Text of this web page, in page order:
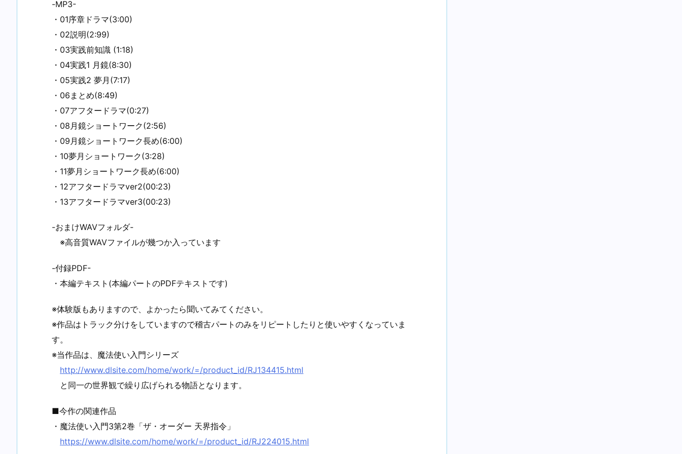
-MP3-
・01序章ドラマ(3:00)
・02説明(2:99)
・03実践前知識 (1:18)
・04実践1 月鏡(8:30)
・05実践2 夢月(7:17)
・06まとめ(8:49)
・07アフタードラマ(0:27)
・08月鏡ショートワーク(2:56)
・09月鏡ショートワーク長め(6:00)
・10夢月ショートワーク(3:28)
・11夢月ショートワーク長め(6:00)
・12アフタードラマver2(00:23)
・13アフタードラマver3(00:23)
-おまけWAVフォルダ-
※高音質WAVファイルが幾つか入っています
-付録PDF-
・本編テキスト(本編パートのPDFテキストです)
※体験版もありますので、よかったら聞いてみてください。
※作品はトラック分けをしていますので稽古パートのみをリピートしたりと使いやすくなっていま
す。
※当作品は、魔法使い入門シリーズ
http://www.dlsite.com/home/work/=/product_id/RJ134415.html
と同一の世界観で繰り広げられる物語となります。
■今作の関連作品
・魔法使い入門3第2巻「ザ・オーダー 天界指令」
https://www.dlsite.com/home/work/=/product_id/RJ224015.html